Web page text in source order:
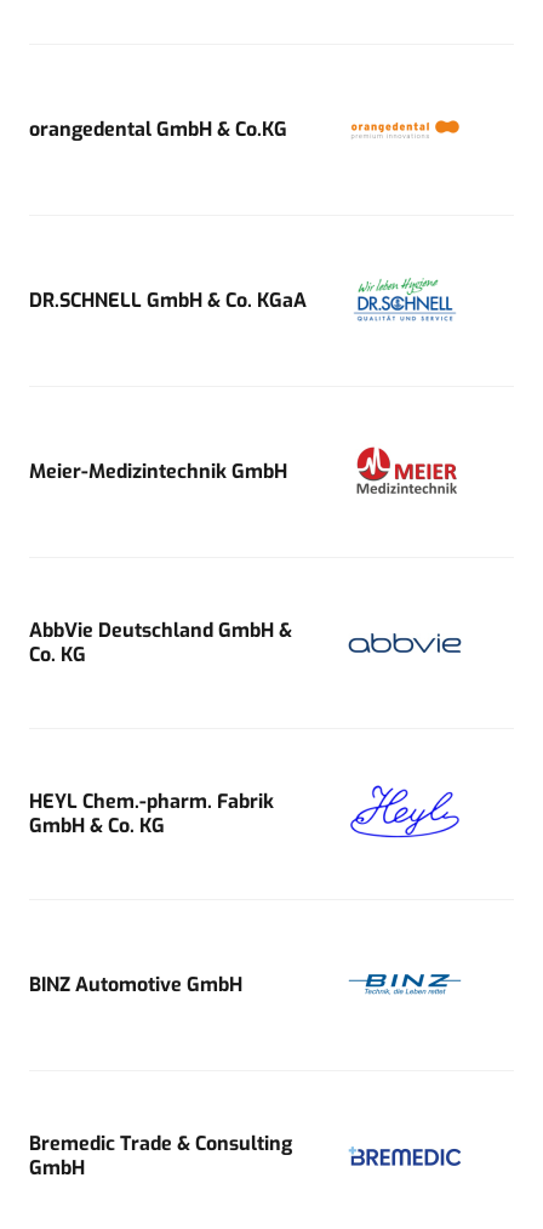
orangedental GmbH & Co.KG
DR.SCHNELL GmbH & Co. KGaA
Meier-Medizintechnik GmbH
AbbVie Deutschland GmbH &
Co. KG
HEYL Chem.-pharm. Fabrik
GmbH & Co. KG
BINZ Automotive GmbH
Bremedic Trade & Consulting
GmbH